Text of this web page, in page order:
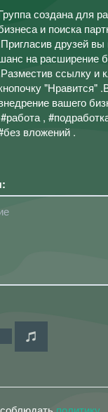
создана для
и поиска
друзей
на расширение
ссылку и
"Нравится"
вашего
,
вложений .